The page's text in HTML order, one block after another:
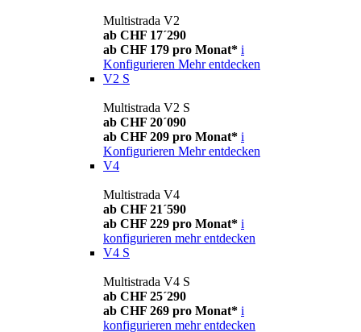
Multistrada V2
ab CHF 17´290
ab CHF 179 pro Monat* i
Konfigurieren Mehr entdecken
V2 S
Multistrada V2 S
ab CHF 20´090
ab CHF 209 pro Monat* i
Konfigurieren Mehr entdecken
V4
Multistrada V4
ab CHF 21´590
ab CHF 229 pro Monat* i
konfigurieren mehr entdecken
V4 S
Multistrada V4 S
ab CHF 25´290
ab CHF 269 pro Monat* i
konfigurieren mehr entdecken